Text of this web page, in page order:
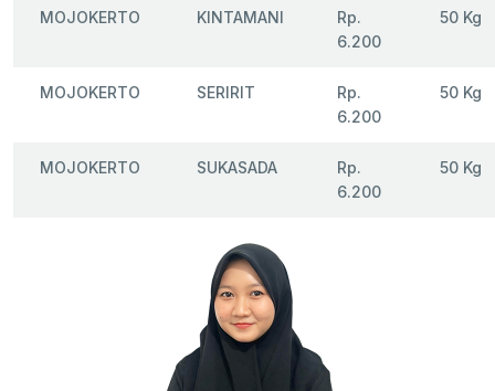
MOJOKERTO KINTAMANI
Rp.
6.200
50 Kg
MOJOKERTO SERIRIT
Rp.
6.200
50 Kg
MOJOKERTO SUKASADA
Rp.
6.200
50 Kg